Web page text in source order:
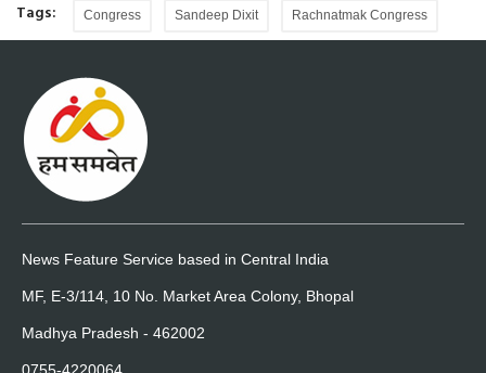
Tags: Congress Sandeep Dixit Rachnatmak Congress
News Feature Service based in Central India
MF, E-3/114, 10 No. Market Area Colony, Bhopal
Madhya Pradesh - 462002